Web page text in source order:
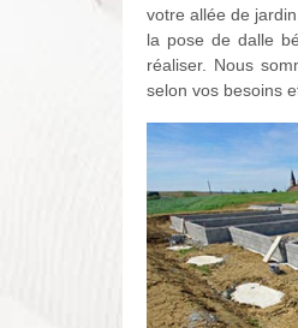
votre allée de
la pose de dalle
réaliser. Nous
selon vos besoins